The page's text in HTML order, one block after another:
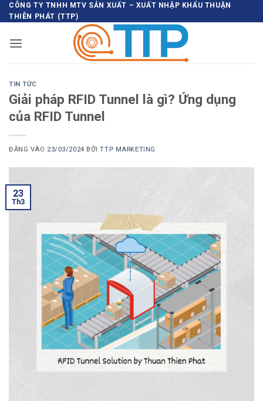
Bỏ
qua
dung
CÔNG TY TNHH MTV SẢN XUẤT – XUẤT NHẬP KHẨU THUẬN
THIÊN PHÁT (TTP)
TIN TỨC
Giải pháp RFID Tunnel là gì? Ứng dụng
của RFID Tunnel
ĐĂNG VÀO 23/03/2024 BỞITTP MARKETING
23
Th3